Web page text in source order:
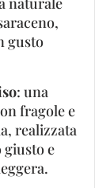
gusto
: una
fragole e
realizzata
e